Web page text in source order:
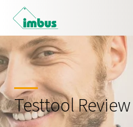
Testtool Review